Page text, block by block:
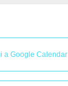
a Google Calendar